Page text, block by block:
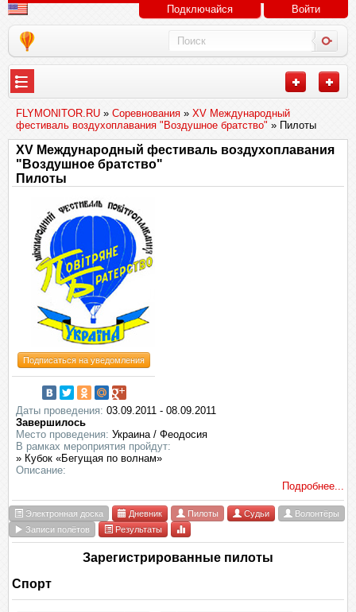
Подключайся Войти
FLYMONITOR.RU » Соревнования » XV Международный
фестиваль воздухоплавания "Воздушное братство" » Пилоты
XV Международный фестиваль воздухоплавания
"Воздушное братство"
Пилоты
Подписаться на уведомления
Даты проведения: 03.09.2011 - 08.09.2011
Завершилось
Место проведения: Украина / Феодосия
В рамках мероприятия пройдут:
» Кубок «Бегущая по волнам»
Описание:
Подробнее...
Электронная доска Дневник Пилоты Судьи
Волонтёры
Записи полётов
Результаты
Зарегистрированные пилоты
Спорт